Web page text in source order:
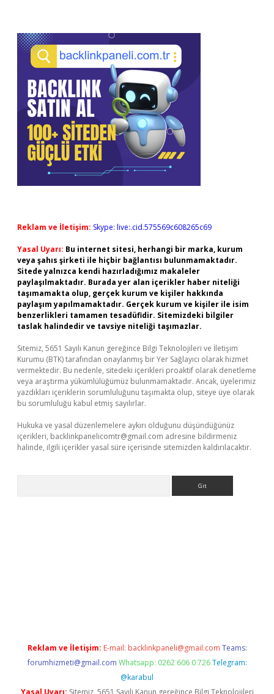
Reklam ve İletişim: Skype: live:.cid.575569c608265c69
Yasal Uyarı: Bu internet sitesi, herhangi bir marka, kurum
veya şahıs şirketi ile hiçbir bağlantısı bulunmamaktadır.
Sitede yalnızca kendi hazırladığımız makaleler
paylaşılmaktadır. Burada yer alan içerikler haber niteliği
taşımamakta olup, gerçek kurum ve kişiler hakkında
paylaşım yapılmamaktadır. Gerçek kurum ve kişiler ile isim
benzerlikleri tamamen tesadüfidir. Sitemizdeki bilgiler
taslak halindedir ve tavsiye niteliği taşımazlar.
Sitemiz, 5651 Sayılı Kanun gereğince Bilgi Teknolojileri ve İletişim
Kurumu (BTK) tarafından onaylanmış bir Yer Sağlayıcı olarak hizmet
vermektedir. Bu nedenle, sitedeki içerikleri proaktif olarak denetleme
veya araştırma yükümlülüğümüz bulunmamaktadır. Ancak, üyelerimiz
yazdıkları içeriklerin sorumluluğunu taşımakta olup, siteye üye olarak
bu sorumluluğu kabul etmiş sayılırlar.
Hukuka ve yasal düzenlemelere aykırı olduğunu düşündüğünüz
içerikleri, backlinkpanelicomtr@gmail.com adresine bildirmeniz
halinde, ilgili içerikler yasal süre içerisinde sitemizden kaldırılacaktır.
Reklam ve İletişim: E-mail: backlinkpaneli@gmail.com Teams:
forumhizmeti@gmail.com Whatsapp: 0262 606 0 726 Telegram:
@karabul
Yasal Uyarı: Sitemiz, 5651 Sayılı Kanun gereğince Bilgi Teknolojileri